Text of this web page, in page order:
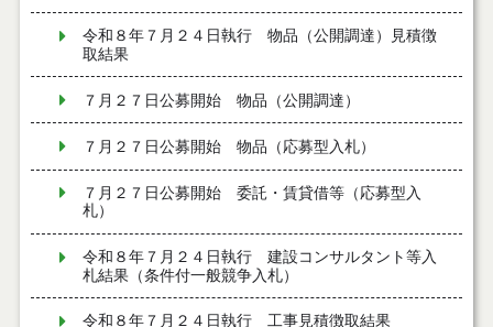
令和８年７月２４日執行 物品（公開調達）見積徴
取結果
７月２７日公募開始 物品（公開調達）
７月２７日公募開始 物品（応募型入札）
７月２７日公募開始 委託・賃貸借等（応募型入
札）
令和８年７月２４日執行 建設コンサルタント等入
札結果（条件付一般競争入札）
令和８年７月２４日執行 工事見積徴取結果